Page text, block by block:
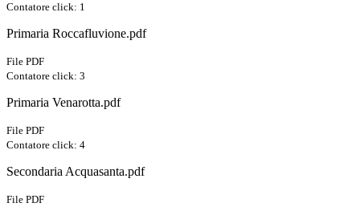
Contatore click: 1
Primaria Roccafluvione.pdf
File PDF
Contatore click: 3
Primaria Venarotta.pdf
File PDF
Contatore click: 4
Secondaria Acquasanta.pdf
File PDF